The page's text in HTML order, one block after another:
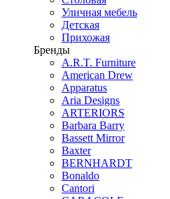
Уличная мебель
Детская
Прихожая
Бренды
A.R.T. Furniture
American Drew
Apparatus
Aria Designs
ARTERIORS
Barbara Barry
Bassett Mirror
Baxter
BERNHARDT
Bonaldo
Cantori